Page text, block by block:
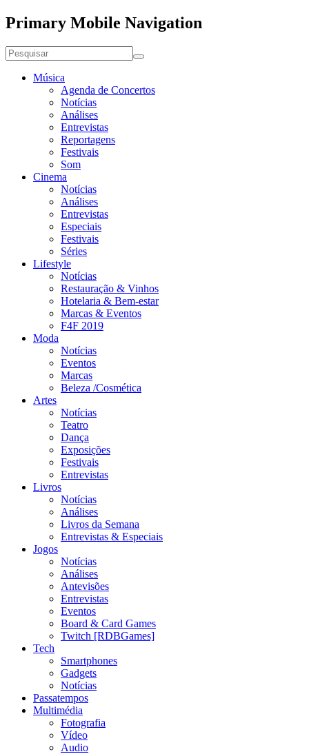
Primary Mobile Navigation
Música
Agenda de Concertos
Notícias
Análises
Entrevistas
Reportagens
Festivais
Som
Cinema
Notícias
Análises
Entrevistas
Especiais
Festivais
Séries
Lifestyle
Notícias
Restauração & Vinhos
Hotelaria & Bem-estar
Marcas & Eventos
F4F 2019
Moda
Notícias
Eventos
Marcas
Beleza /Cosmética
Artes
Notícias
Teatro
Dança
Exposições
Festivais
Entrevistas
Livros
Notícias
Análises
Livros da Semana
Entrevistas & Especiais
Jogos
Notícias
Análises
Antevisões
Entrevistas
Eventos
Board & Card Games
Twitch [RDBGames]
Tech
Smartphones
Gadgets
Notícias
Passatempos
Multimédia
Fotografia
Vídeo
Audio